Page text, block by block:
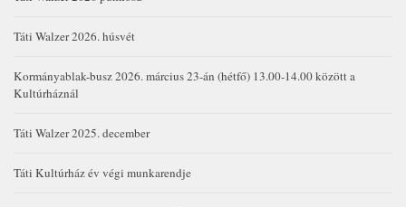
Táti Walzer 2026. húsvét
Kormányablak-busz 2026. március 23-án (hétfő) 13.00-14.00 között a
Kultúrháznál
Táti Walzer 2025. december
Táti Kultúrház év végi munkarendje